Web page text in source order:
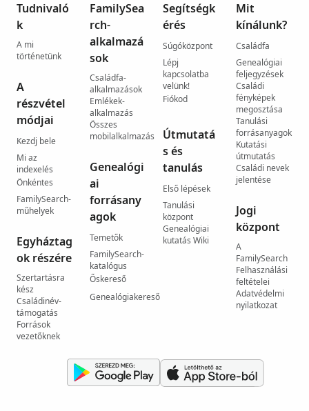
Tudnivaló
k
A mi
történetünk
A
részvétel
módjai
Kezdj bele
Mi az
indexelés
Önkéntes
FamilySearch-
műhelyek
Egyháztag
ok részére
Szertartásra
kész
Családinév-
támogatás
Források
vezetőknek
FamilySea
rch-
alkalmazá
sok
Családfa-
alkalmazások
Emlékek-
alkalmazás
Összes
mobilalkalmazás
Genealógi
ai
forrásany
agok
Temetők
FamilySearch-
katalógus
Őskereső
Genealógiakereső
Segítségk
érés
Súgóközpont
Lépj
kapcsolatba
velünk!
Fiókod
Útmutatá
s és
tanulás
Első lépések
Tanulási
központ
Genealógiai
kutatás Wiki
Mit
kínálunk?
Családfa
Genealógiai
feljegyzések
Családi
fényképek
megosztása
Tanulási
forrásanyagok
Kutatási
útmutatás
Családi nevek
jelentése
Jogi
központ
A
FamilySearch
Felhasználási
feltételei
Adatvédelmi
nyilatkozat